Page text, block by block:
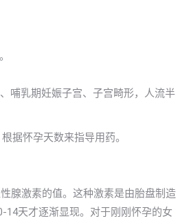
哺乳期妊娠子宫、子宫畸形，人流半
据怀孕天数来指导用药。
腺激素的值。这种激素是由胎盘制造
14天才逐渐显现。对于刚刚怀孕的女